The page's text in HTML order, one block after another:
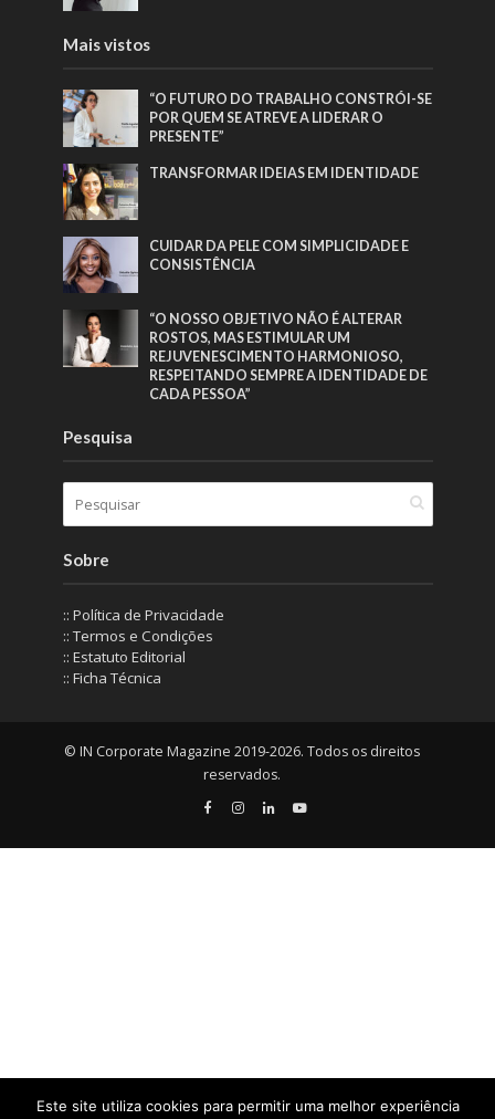
Mais vistos
“O FUTURO DO TRABALHO CONSTRÓI-SE
POR QUEM SE ATREVE A LIDERAR O
PRESENTE”
TRANSFORMAR IDEIAS EM IDENTIDADE
CUIDAR DA PELE COM SIMPLICIDADE E
CONSISTÊNCIA
“O NOSSO OBJETIVO NÃO É ALTERAR
ROSTOS, MAS ESTIMULAR UM
REJUVENESCIMENTO HARMONIOSO,
RESPEITANDO SEMPRE A IDENTIDADE DE
CADA PESSOA”
Pesquisa
Sobre
:: Política de Privacidade
:: Termos e Condições
:: Estatuto Editorial
:: Ficha Técnica
© IN Corporate Magazine 2019-2026. Todos os direitos
reservados.
Este site utiliza cookies para permitir uma melhor experiência